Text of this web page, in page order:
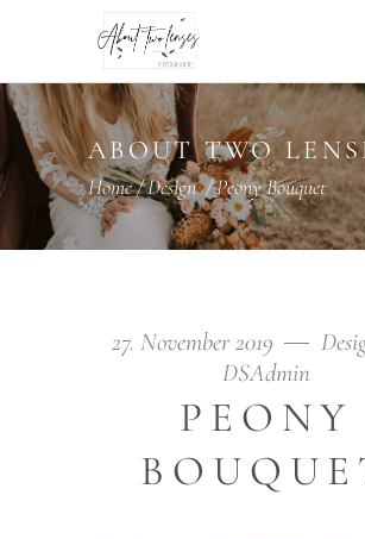
ABOUT TWO
Home/Design/Peony Bouquet
27. November 2019
DSAdmin
PEONY